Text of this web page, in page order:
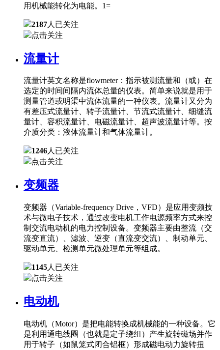
用机械能转化为电能。1=
2187人已关注
点击关注
流量计
流量计英文名称是flowmeter：指示被测流量和（或）在
选定的时间间隔内流体总量的仪表。简单来说就是用于
测量管道或明渠中流体流量的一种仪表。流量计又分为
有差压式流量计、转子流量计、节流式流量计、细缝流
量计、容积流量计、电磁流量计、超声波流量计等。按
介质分类：液体流量计和气体流量计。
1246人已关注
点击关注
变频器
变频器（Variable-frequency Drive，VFD）是应用变频技
术与微电子技术，通过改变电机工作电源频率方式来控
制交流电动机的电力控制设备。变频器主要由整流（交
流变直流）、滤波、逆变（直流变交流）、制动单元、
驱动单元、检测单元微处理单元等组成。
1145人已关注
点击关注
电动机
电动机（Motor）是把电能转换成机械能的一种设备。它
是利用通电线圈（也就是定子绕组）产生旋转磁场并作
用于转子（如鼠笼式闭合铝框）形成磁电动力旋转扭